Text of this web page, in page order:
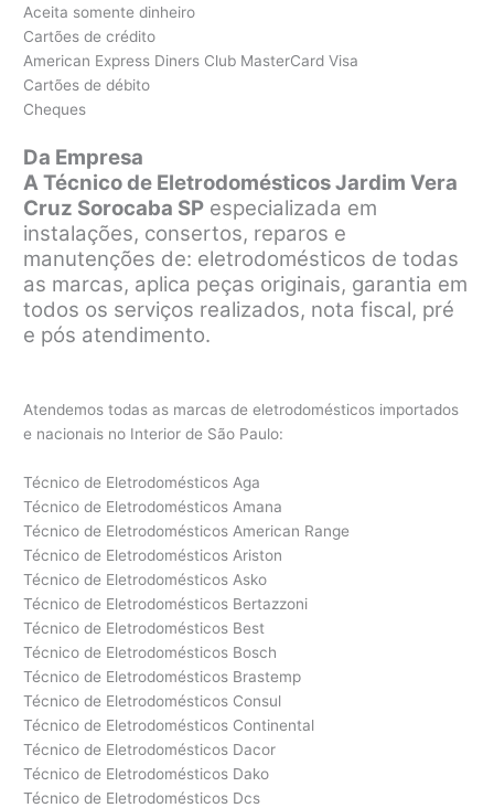
Aceita somente dinheiro
Cartões de crédito
American Express Diners Club MasterCard Visa
Cartões de débito
Cheques
Da Empresa
A Técnico de Eletrodomésticos Jardim Vera
Cruz Sorocaba SP especializada em
instalações, consertos, reparos e
manutenções de: eletrodomésticos de todas
as marcas, aplica peças originais, garantia em
todos os serviços realizados, nota fiscal, pré
e pós atendimento.
Atendemos todas as marcas de eletrodomésticos importados
e nacionais no Interior de São Paulo:
Técnico de Eletrodomésticos Aga
Técnico de Eletrodomésticos Amana
Técnico de Eletrodomésticos American Range
Técnico de Eletrodomésticos Ariston
Técnico de Eletrodomésticos Asko
Técnico de Eletrodomésticos Bertazzoni
Técnico de Eletrodomésticos Best
Técnico de Eletrodomésticos Bosch
Técnico de Eletrodomésticos Brastemp
Técnico de Eletrodomésticos Consul
Técnico de Eletrodomésticos Continental
Técnico de Eletrodomésticos Dacor
Técnico de Eletrodomésticos Dako
Técnico de Eletrodomésticos Dcs